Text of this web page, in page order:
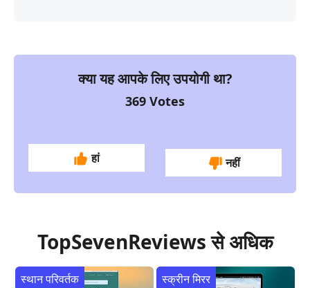
क्या यह आपके लिए उपयोगी था?
369 Votes
हां नहीं
TopSevenReviews से अधिक
स्थान परिवर्तक स्क्रीन मिरर